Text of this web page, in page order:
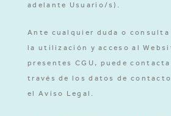
adelante Usuario/s).
Ante cualquier duda o consulta
la utilización y acceso al
presentes CGU, puede
través de los datos de
el Aviso Legal.